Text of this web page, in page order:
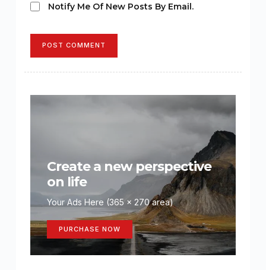
Notify Me Of New Posts By Email.
POST COMMENT
Create a new perspective
on life
Your Ads Here (365 x 270 area)
PURCHASE NOW